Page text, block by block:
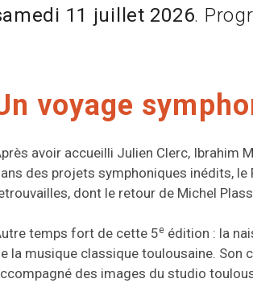
11 juillet 2026.
voyage
avoir accueilli Julien Clerc, Ibrahim
des projets symphoniques inédits,
dont le retour de Michel
temps fort de cette 5eédition : la
la musique classique toulousaine. Son
des images du studio